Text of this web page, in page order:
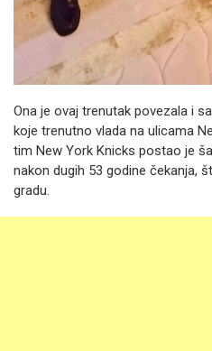
Ona je ovaj trenutak povezala i
koje trenutno vlada na ulicama
tim New York Knicks postao je
nakon dugih 53 godine čekanja,
gradu.